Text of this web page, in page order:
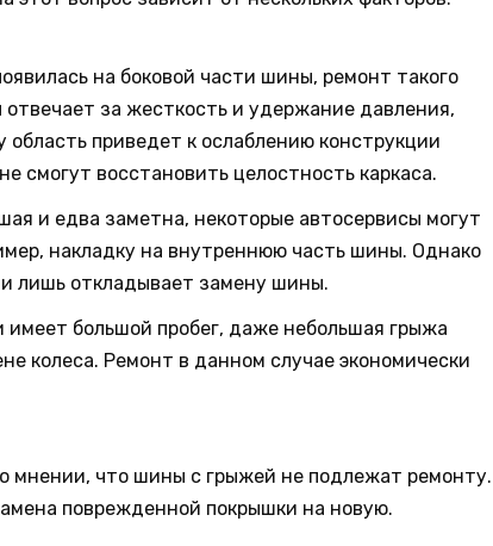
на боковой части шины, ремонт такого
за жесткость и удержание давления,
приведет к ослаблению конструкции
смогут восстановить целостность каркаса.
и едва заметна, некоторые автосервисы могут
накладку на внутреннюю часть шины. Однако
лишь откладывает замену шины.
имеет большой пробег, даже небольшая грыжа
колеса. Ремонт в данном случае экономически
мнении, что шины с грыжей не подлежат ремонту.
поврежденной покрышки на новую.